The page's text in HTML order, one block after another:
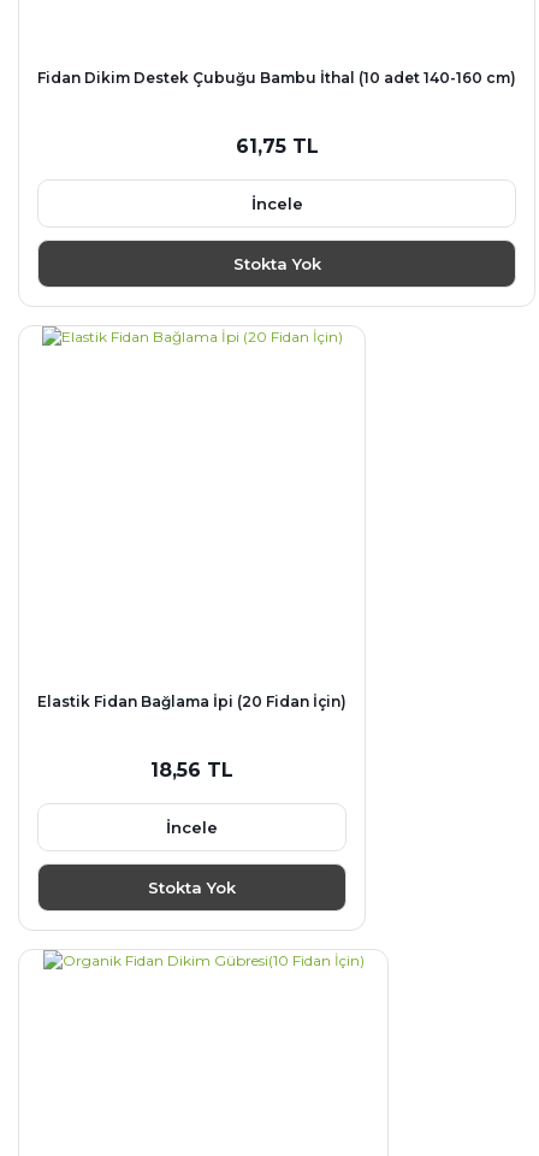
Fidan Dikim Destek Çubuğu Bambu İthal (10 adet 140-160 cm)
61,75 TL
İncele
Stokta Yok
Elastik Fidan Bağlama İpi (20 Fidan İçin)
18,56 TL
İncele
Stokta Yok